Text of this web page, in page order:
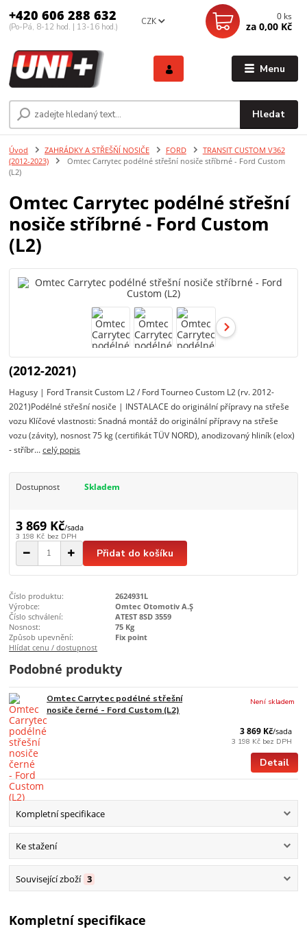
Menu
CZK
Hledat
+420 606 288 632
(Po-Pá, 8-12 hod. | 13-16 hod.)
0 ks
za 0,00 Kč
Úvod ZAHRÁDKY A STŘEŠŇÍ NOSIČE FORD
TRANSIT CUSTOM V362
(2012-2023)
Omtec Carrytec podélné střešní nosiče stříbrné - Ford Custom
(L2)
Omtec Carrytec podélné střešní
nosiče stříbrné - Ford Custom
(L2)
(2012-2021)
Hagusy | Ford Transit Custom L2 / Ford Tourneo Custom L2 (rv. 2012-
2021)Podélné střešní nosiče | INSTALACE do originální přípravy na střeše
vozu Klíčové vlastnosti: Snadná montáž do originální přípravy na střeše
vozu (závity), nosnost 75 kg (certifikát TÜV NORD), anodizovaný hliník (elox)
- stříbr...celý popis
Dostupnost Skladem
3 869 Kč/sada
3 198 Kč bez DPH
Přidat do košíku
Číslo produktu:
2624931L
Výrobce:
Omtec Otomotiv A.Ş
Číslo schválení:
ATEST 8SD 3559
Nosnost:
75 Kg
Způsob upevnění:
Fix point
Hlídat cenu / dostupnost
Podobné produkty
Omtec Carrytec podélné střešní
nosiče černé - Ford Custom (L2)
3 869 Kč/sada
3 198 Kč bez DPH
Není skladem
Detail
Kompletní specifikace
Ke stažení
Související zboží 3
Kompletní specifikace